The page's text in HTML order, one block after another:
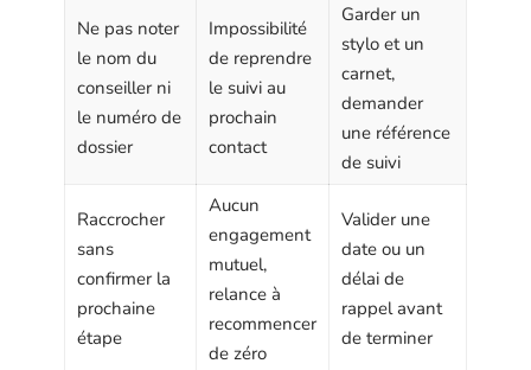
Ne pas noter
le nom du
conseiller ni
le numéro de
dossier
Impossibilité
de reprendre
le suivi au
prochain
contact
Garder un
stylo et un
carnet,
demander
une référence
de suivi
Raccrocher
sans
confirmer la
prochaine
étape
Aucun
engagement
mutuel,
relance à
recommencer
de zéro
Valider une
date ou un
délai de
rappel avant
de terminer